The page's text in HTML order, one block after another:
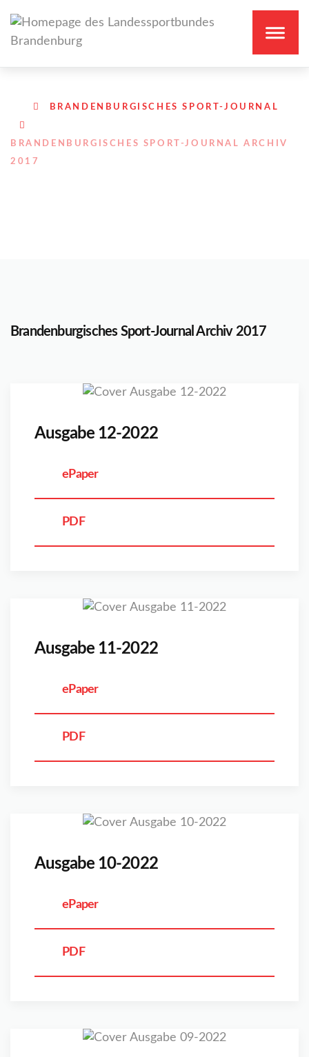
BRANDENBURGISCHES SPORT-JOURNAL
BRANDENBURGISCHES SPORT-JOURNAL ARCHIV
2017
Brandenburgisches Sport-Journal Archiv 2017
Ausgabe 12-2022
ePaper
PDF
Ausgabe 11-2022
ePaper
PDF
Ausgabe 10-2022
ePaper
PDF